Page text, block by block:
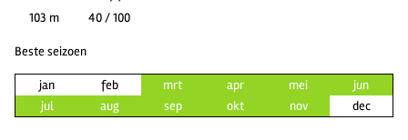
103 m 40 / 100
Beste seizoen
jan feb mrt apr mei
jun
jul
aug sep okt nov dec